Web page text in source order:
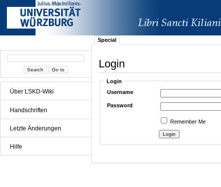
Über LSKD-Wiki
Handschriften
Letzte Änderungen
Hilfe
Special
Login
Login
Username
Password
Remember Me